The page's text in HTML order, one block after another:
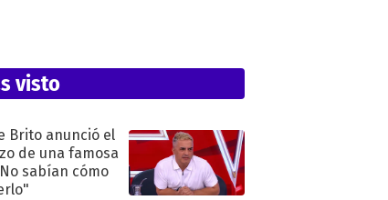
visto
Brito anunció el
de una famosa
sabían cómo